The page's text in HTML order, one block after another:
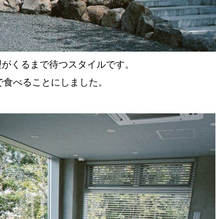
くるまで待つスタイルです。
べることにしました。